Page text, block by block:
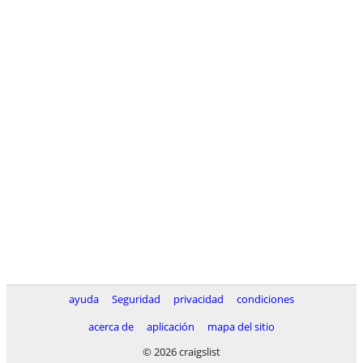
ayuda Seguridad privacidad
condiciones
acerca de
aplicación
mapa del sitio
© 2026 craigslist